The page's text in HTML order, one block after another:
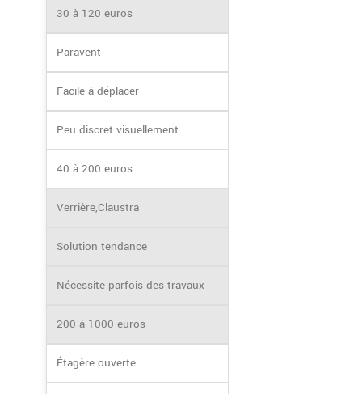
30 à 120 euros
Paravent
Facile à déplacer
Peu discret visuellement
40 à 200 euros
Verrière,Claustra
Solution tendance
Nécessite parfois des travaux
200 à 1000 euros
Étagère ouverte